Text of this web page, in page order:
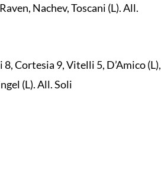
Nachev, Toscani (L). All.
Cortesia 9, Vitelli 5, D’Amico (L),
(L). All. Soli